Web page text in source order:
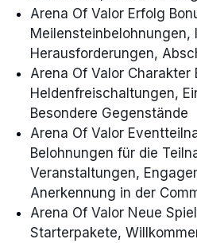
Arena Of Valor Erfolg
Meilensteinbelohnungen,
Herausforderungen,
Arena Of Valor Charakter
Heldenfreischaltungen,
Besondere Gegenstände
Arena Of Valor
Belohnungen für die
Veranstaltungen,
Anerkennung in der
Arena Of Valor Neue
Starterpakete,